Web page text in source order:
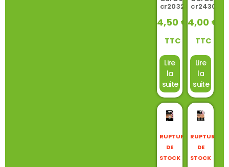
cr2032
4,50 €
TTC
Lire
la
suite
cr2430
4,00 €
TTC
Lire
la
suite
RUPTURE
DE
STOCK
RUPTURE
DE
STOCK